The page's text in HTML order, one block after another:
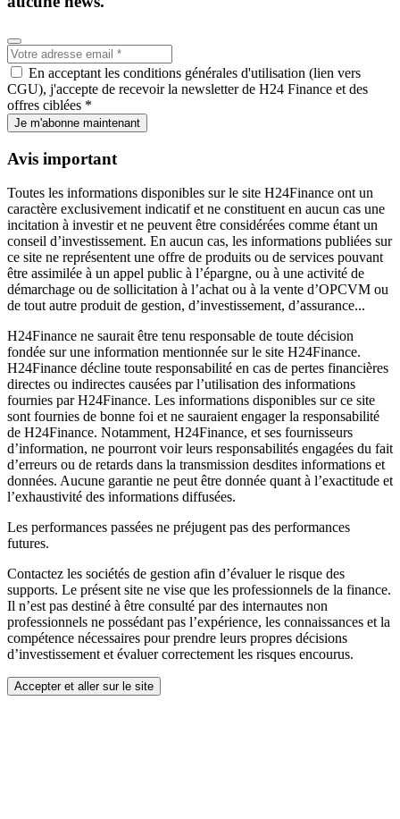
En acceptant les conditions générales d'utilisation (lien vers
CGU), j'accepte de recevoir la newsletter de H24 Finance et des
offres ciblées *
Je m'abonne maintenant
Avis important
Toutes les informations disponibles sur le site H24Finance ont un
caractère exclusivement indicatif et ne constituent en aucun cas une
incitation à investir et ne peuvent être considérées comme étant un
conseil d’investissement. En aucun cas, les informations publiées sur
ce site ne représentent une offre de produits ou de services pouvant
être assimilée à un appel public à l’épargne, ou à une activité de
démarchage ou de sollicitation à l’achat ou à la vente d’OPCVM ou
de tout autre produit de gestion, d’investissement, d’assurance...
H24Finance ne saurait être tenu responsable de toute décision
fondée sur une information mentionnée sur le site H24Finance.
H24Finance décline toute responsabilité en cas de pertes financières
directes ou indirectes causées par l’utilisation des informations
fournies par H24Finance. Les informations disponibles sur ce site
sont fournies de bonne foi et ne sauraient engager la responsabilité
de H24Finance. Notamment, H24Finance, et ses fournisseurs
d’information, ne pourront voir leurs responsabilités engagées du fait
d’erreurs ou de retards dans la transmission desdites informations et
données. Aucune garantie ne peut être donnée quant à l’exactitude et
l’exhaustivité des informations diffusées.
Les performances passées ne préjugent pas des performances
futures.
Contactez les sociétés de gestion afin d’évaluer le risque des
supports. Le présent site ne vise que les professionnels de la finance.
Il n’est pas destiné à être consulté par des internautes non
professionnels ne possédant pas l’expérience, les connaissances et la
compétence nécessaires pour prendre leurs propres décisions
d’investissement et évaluer correctement les risques encourus.
Accepter et aller sur le site